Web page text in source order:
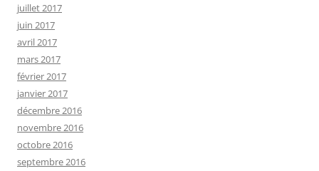
juillet 2017
juin 2017
avril 2017
mars 2017
février 2017
janvier 2017
décembre 2016
novembre 2016
octobre 2016
septembre 2016